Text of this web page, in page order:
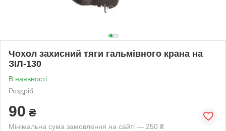
Чохол захисний тяги гальмівного крана на
ЗІЛ-130
В наявності
Роздріб
90 ₴
Мінімальна сума замовлення на сайті — 250 ₴